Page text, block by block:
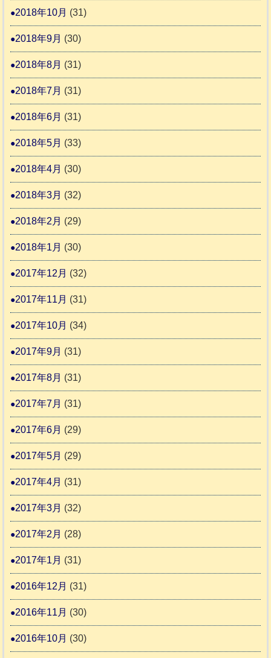
2018年10月 (31)
2018年9月 (30)
2018年8月 (31)
2018年7月 (31)
2018年6月 (31)
2018年5月 (33)
2018年4月 (30)
2018年3月 (32)
2018年2月 (29)
2018年1月 (30)
2017年12月 (32)
2017年11月 (31)
2017年10月 (34)
2017年9月 (31)
2017年8月 (31)
2017年7月 (31)
2017年6月 (29)
2017年5月 (29)
2017年4月 (31)
2017年3月 (32)
2017年2月 (28)
2017年1月 (31)
2016年12月 (31)
2016年11月 (30)
2016年10月 (30)